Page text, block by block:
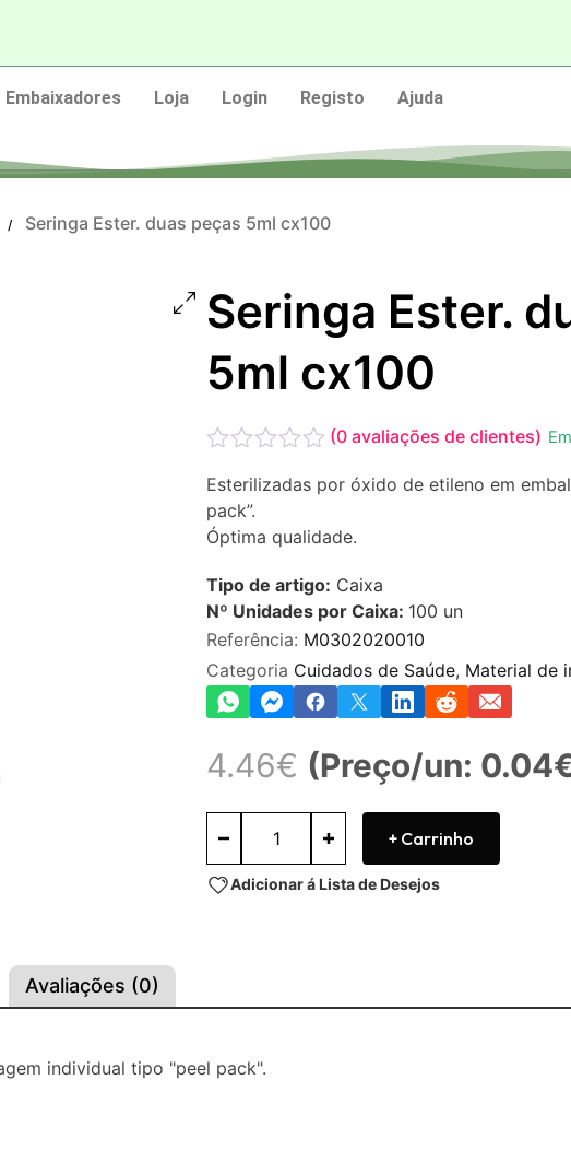
Embaixadores Loja Login Registo
Ajuda
/ Seringa Ester. duas peças 5ml cx100
Seringa Ester.
5ml cx100
0
de
5
(0 avaliações de clientes)
Esterilizadas por óxido de etileno em
pack”.
Óptima qualidade.
Tipo de artigo: Caixa
Nº Unidades por Caixa: 100 un
Referência: M0302020010
Categoria Cuidados de Saúde, Material de
4.46€ (Preço/un:
+ Carrinho
Adicionar á Lista de Desejos
Avaliações (0)
individual tipo "peel pack".